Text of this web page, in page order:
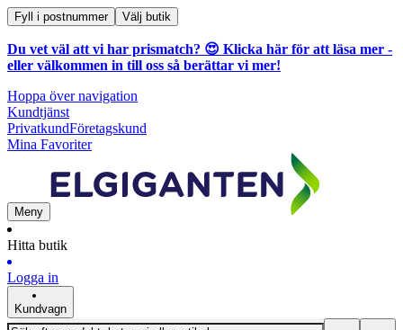
Fyll i postnummer Välj butik
Du vet väl att vi har prismatch? 😍 Klicka här för att läsa mer -
eller välkommen in till oss så berättar vi mer!
Hoppa över navigation
Kundtjänst
PrivatkundFöretagskund
Mina Favoriter
Meny
Hitta butik
Logga in
Kundvagn